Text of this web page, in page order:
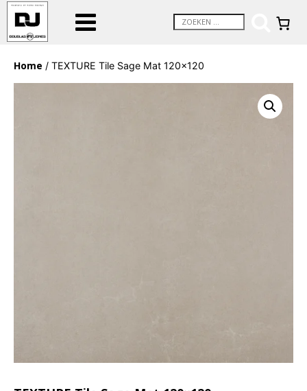
Home / TEXTURE Tile Sage Mat 120×120